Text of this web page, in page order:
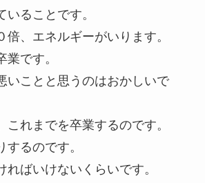
いることです。
倍、エネルギーがいります。
業です。
いことと思うのはおかしいで
これまでを卒業するのです。
るのです。
ればいけないくらいです。